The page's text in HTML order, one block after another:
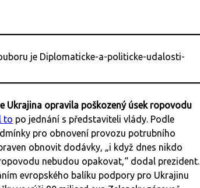
Ukrajina opravila poškozený úsek ropovodu
to po jednání s představiteli vlády. Podle
pro obnovení provozu potrubního
obnovit dodávky, „i když dnes nikdo
nebudou opakovat,“ dodal prezident.
evropského balíku podpory pro Ukrajinu